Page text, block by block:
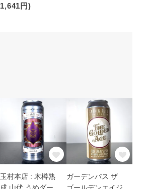
1,641円)
玉村本店 : 木樽熟
ガーデンパス ザ